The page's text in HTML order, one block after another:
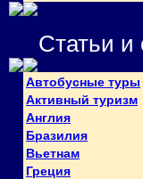
Статьи и
Автобусные туры
Активный туризм
Англия
Бразилия
Вьетнам
Греция